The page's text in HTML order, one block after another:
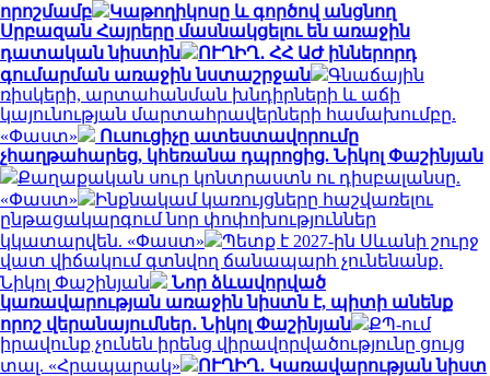
որոշմամբ
Կաթողիկոսը և գործով անցնող
Սրբազան Հայրերը մասնակցելու են առաջին
դատական նիստին
ՈՒՂԻՂ․ ՀՀ ԱԺ իններորդ
գումարման առաջին նստաշրջան
Գնաճային
ռիսկերի, արտահանման խնդիրների և աճի
կայունության մարտահրավերների համախումբը.
«Փաստ»
Ուսուցիչը ատեստավորումը
չհաղթահարեց, կհեռանա դպրոցից. Նիկոլ Փաշինյան
Քաղաքական սուր կոնտրաստն ու դիսբալանսը.
«Փաստ»
Ինքնակամ կառույցները հաշվառելու
ընթացակարգում նոր փոփոխություններ
կկատարվեն. «Փաստ»
Պետք է 2027-ին Սևանի շուրջ
վատ վիճակում գտնվող ճանապարհ չունենանք.
Նիկոլ Փաշինյան
Նոր ձևավորված
կառավարության առաջին նիստն է, պիտի անենք
որոշ վերանայումներ․ Նիկոլ Փաշինյան
ՔՊ-ում
իրավունք չունեն իրենց վիրավորվածությունը ցույց
տալ. «Հրապարակ»
ՈՒՂԻՂ․ Կառավարության նիստ